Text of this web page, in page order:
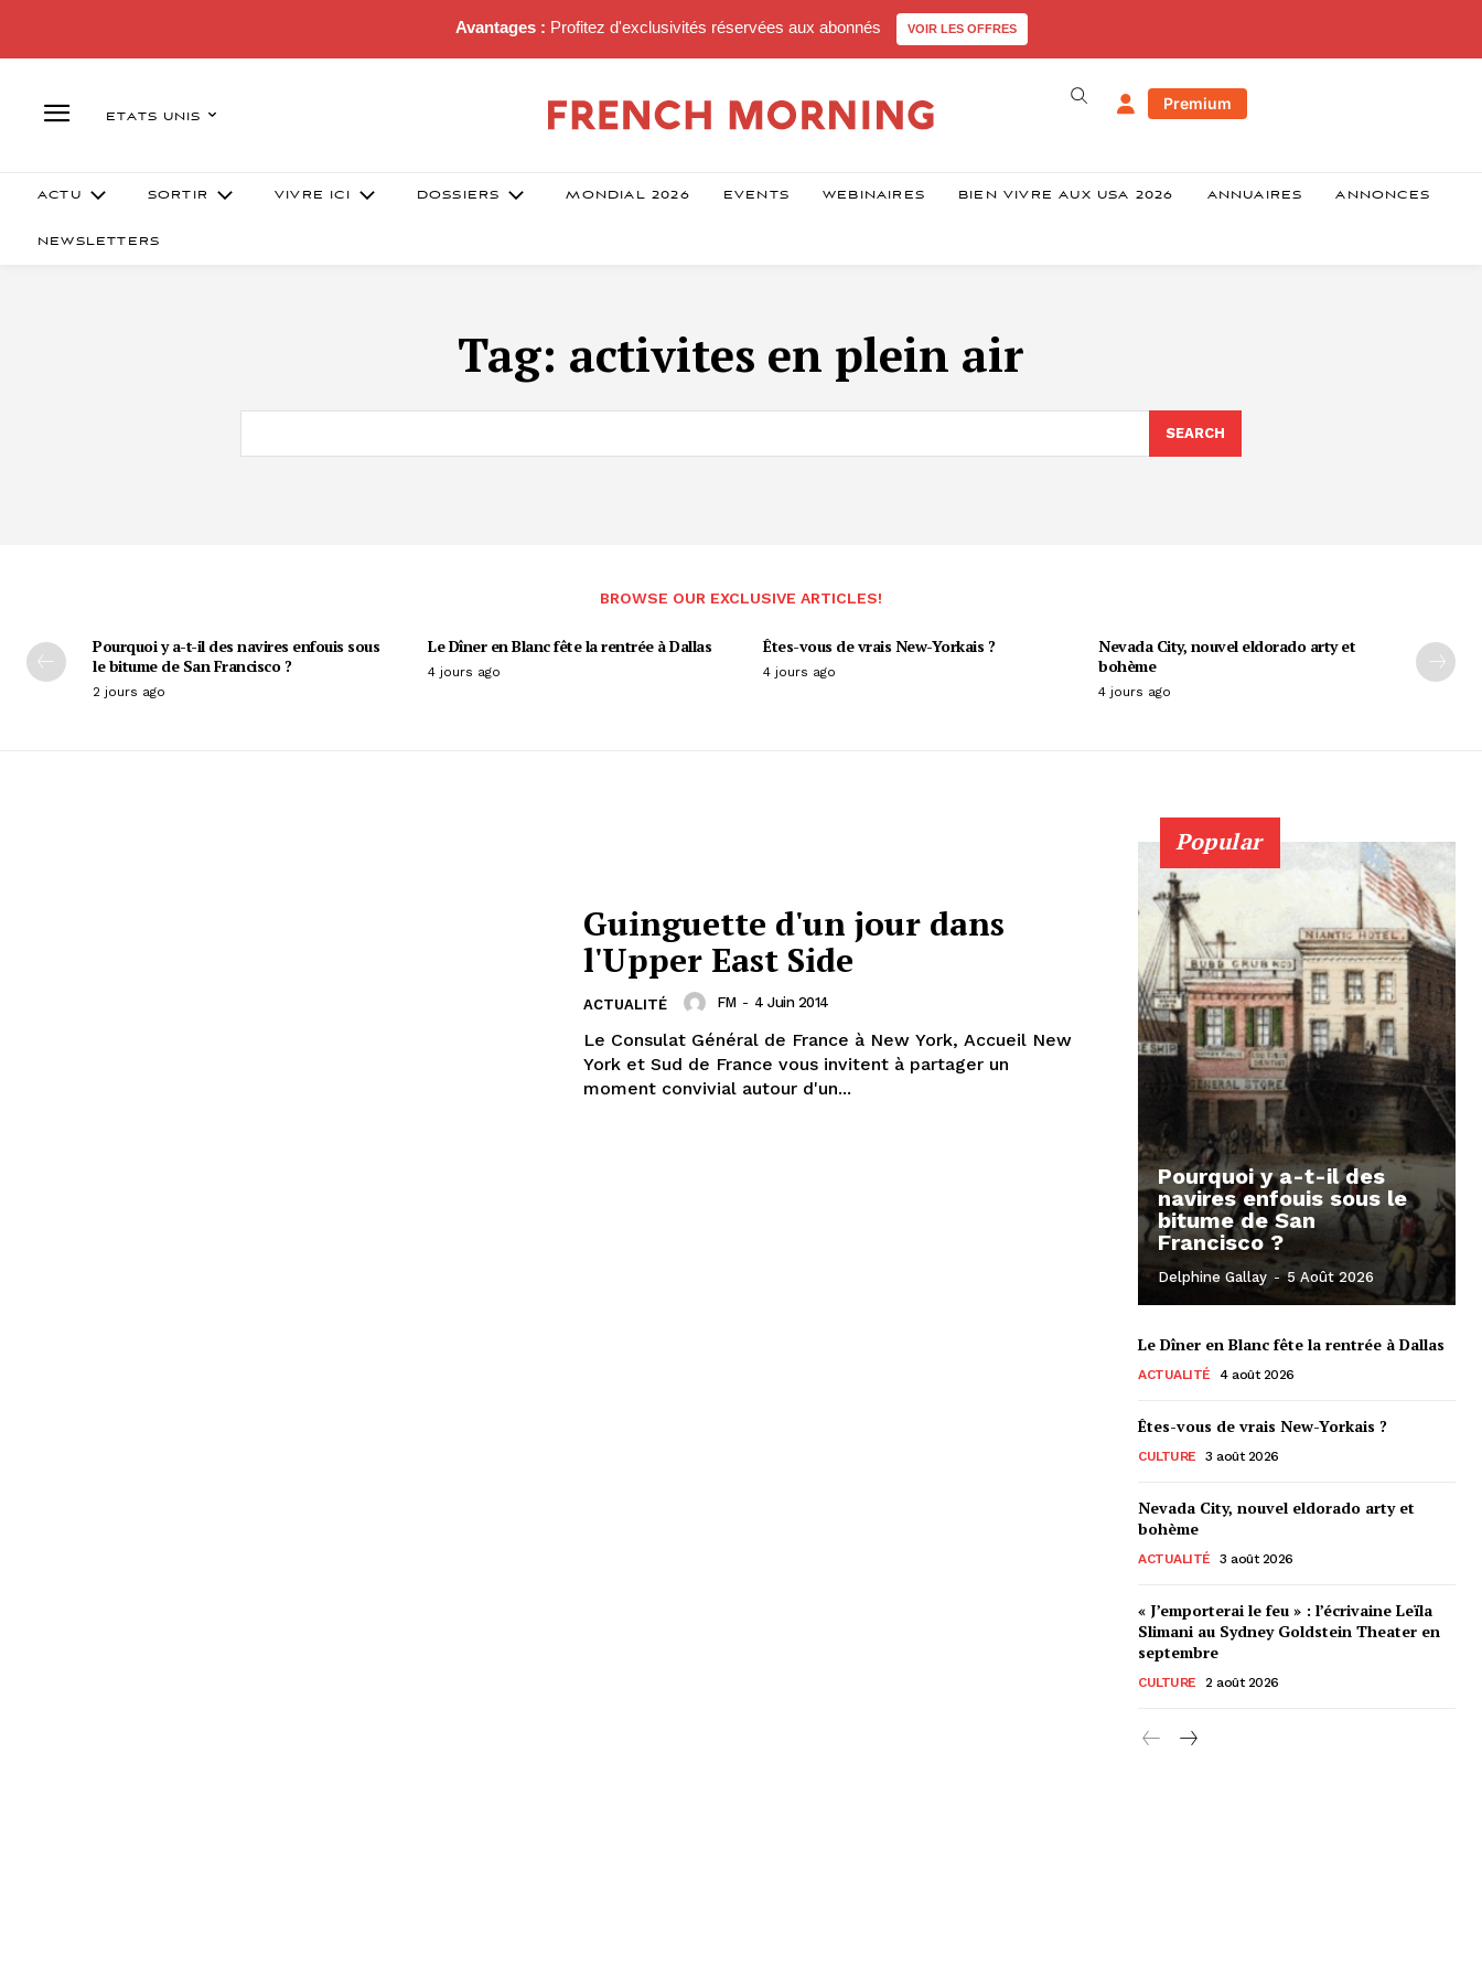
Avantages : Profitez d'exclusivités réservées aux abonnés VOIR LES OFFRES
ETATS UNIS
Premium
ACTU SORTIR VIVRE ICI DOSSIERS MONDIAL 2026 EVENTS WEBINAIRES BIEN VIVRE AUX USA 2026 ANNUAIRES ANNONCES
NEWSLETTERS
Tag: activites en plein air
SEARCH
BROWSE OUR EXCLUSIVE ARTICLES!
Pourquoi y a-t-il des navires enfouis sous
le bitume de San Francisco ?
2 jours ago
Le Dîner en Blanc fête la rentrée à Dallas
4 jours ago
Êtes-vous de vrais New-Yorkais ?
4 jours ago
Nevada City, nouvel eldorado arty et
bohème
4 jours ago
Guinguette d'un jour dans
l'Upper East Side
ACTUALITÉ FM - 4 Juin 2014
Le Consulat Général de France à New York, Accueil New
York et Sud de France vous invitent à partager un
moment convivial autour d'un...
Popular
Pourquoi y a-t-il des
navires enfouis sous le
bitume de San
Francisco ?
Delphine Gallay - 5 Août 2026
Le Dîner en Blanc fête la rentrée à Dallas
ACTUALITÉ 4 août 2026
Êtes-vous de vrais New-Yorkais ?
CULTURE 3 août 2026
Nevada City, nouvel eldorado arty et
bohème
ACTUALITÉ 3 août 2026
« J’emporterai le feu » : l’écrivaine Leïla
Slimani au Sydney Goldstein Theater en
septembre
CULTURE 2 août 2026